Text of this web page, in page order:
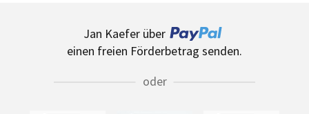
Jan Kaefer über
einen freien Förderbetrag senden.
oder